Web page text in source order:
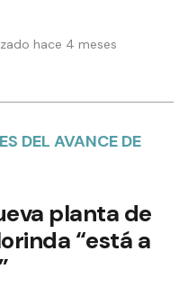
hace 4 meses
DEL AVANCE DE
planta de
“está a